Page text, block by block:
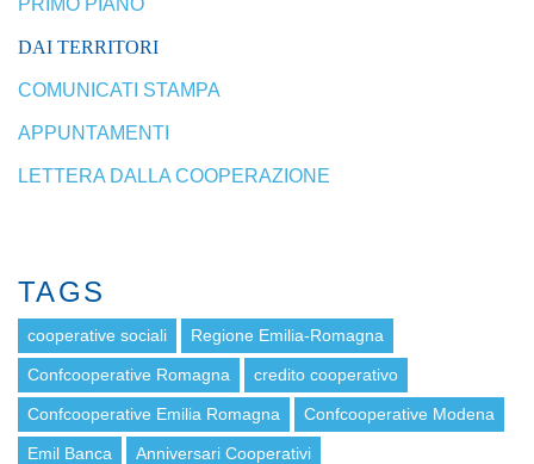
PRIMO PIANO
DAI TERRITORI
COMUNICATI STAMPA
APPUNTAMENTI
LETTERA DALLA COOPERAZIONE
TAGS
cooperative sociali Regione Emilia-Romagna
Confcooperative Romagna credito cooperativo
Confcooperative Emilia Romagna Confcooperative Modena
Emil Banca Anniversari Cooperativi